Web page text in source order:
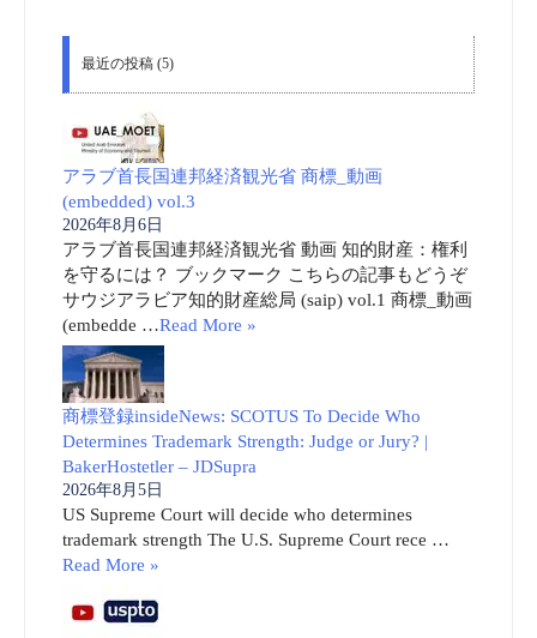
最近の投稿 (5)
アラブ首長国連邦経済観光省 商標_動画
(embedded) vol.3
2026年8月6日
アラブ首長国連邦経済観光省 動画 知的財産：権利
を守るには？ ブックマーク こちらの記事もどうぞ
サウジアラビア知的財産総局 (saip) vol.1 商標_動画
(embedde …Read More »
商標登録insideNews: SCOTUS To Decide Who
Determines Trademark Strength: Judge or Jury? |
BakerHostetler – JDSupra
2026年8月5日
US Supreme Court will decide who determines
trademark strength The U.S. Supreme Court rece …
Read More »